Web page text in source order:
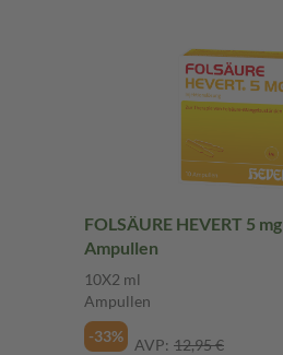
FOLSÄURE HEVERT 5 mg 10X2 ml
Ampullen
10X2 ml
Ampullen
-33%
AVP: 12,95 €